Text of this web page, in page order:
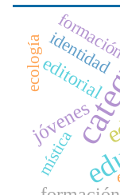
jóvenes
editorial
identidad
mística
ecología